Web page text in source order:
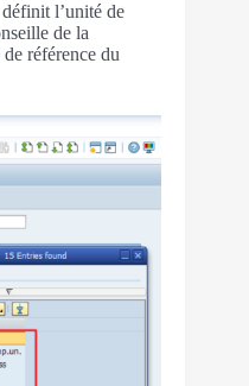
l’unité de
de la
référence du